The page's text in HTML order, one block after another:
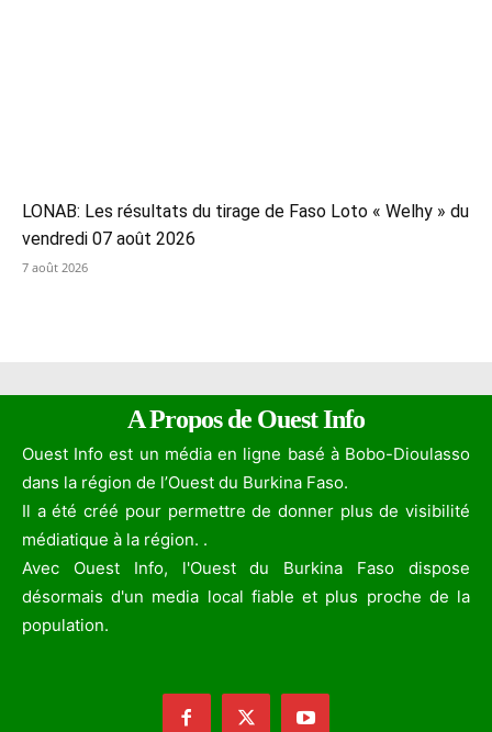
LONAB: Les résultats du tirage de Faso Loto « Welhy » du
vendredi 07 août 2026
7 août 2026
A Propos de Ouest Info
Ouest Info est un média en ligne basé à Bobo-Dioulasso
dans la région de l’Ouest du Burkina Faso.
Il a été créé pour permettre de donner plus de visibilité
médiatique à la région. .
Avec Ouest Info, l'Ouest du Burkina Faso dispose
désormais d'un media local fiable et plus proche de la
population.